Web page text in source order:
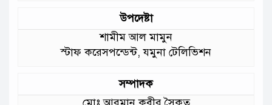
উপদেষ্টা
শামীম আল মামুন
স্টাফ করেসপন্ডেন্ট, যমুনা টেলিভিশন
সম্পাদক